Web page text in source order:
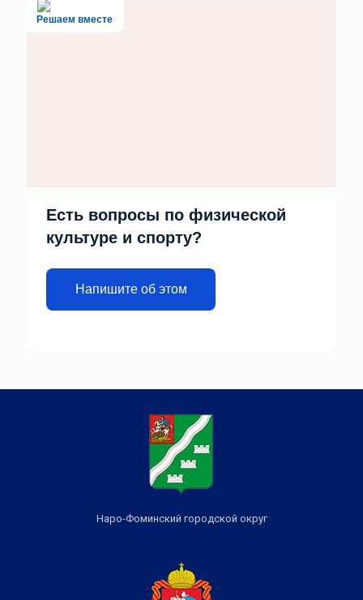
Решаем вместе
Есть вопросы по физической
культуре и спорту?
Напишите об этом
Наро-Фоминский городской округ